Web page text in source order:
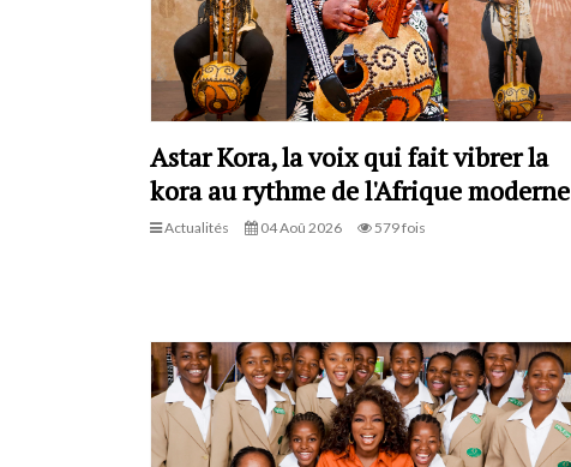
Astar Kora, la voix qui fait vibrer la
kora au rythme de l'Afrique moderne
Actualités 04 Aoû 2026 579 fois